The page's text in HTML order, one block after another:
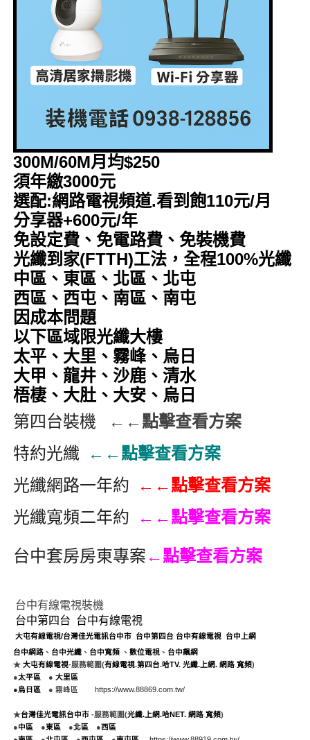
300M/60M月均$250
須年繳3000元
選配:網路電視頻道.看到飽110元/月
分享器+600元/年
免設定費、免電路費、免裝機費
光纖到家(FTTH)工法，全程100%光纖
中區、東區、北區、北屯
西區、西屯、南區、南屯
因成本問題
以下區域限光纖大樓
太平、大里、霧峰、烏日
大甲、龍井、沙鹿、清水
梧棲、大肚、大安、烏日
第四台裝機 ←←點擊查看方案
特約光纖←←點擊查看方案
光纖網路一年約 ←←點擊查看方案
光纖寬頻二年約 ←←點擊查看方案
台中套房房東專案 ←點擊查看方案
台中有線電視裝機
台中第四台 台中有線電視
大屯有線電視/台灣佳光電訊台中市 台中第四台 台中有線電視
台中上網
台中網路、 台中光纖、 台中寬頻 、 數位電視 、 台中飆網
★ 大屯有線電視-服務範圍(有線電視.第四台.哈TV. 光纖.上網. 網路.寬頻)
●太平區 ● 大里區
●烏日區 ● 霧峰區
https://www.88869.com.tw/
★台灣佳光電訊台中市 -服務範圍(光纖.上網.哈NET. 網路.寬頻)
●中區 ●東區 ●北區 ●西區